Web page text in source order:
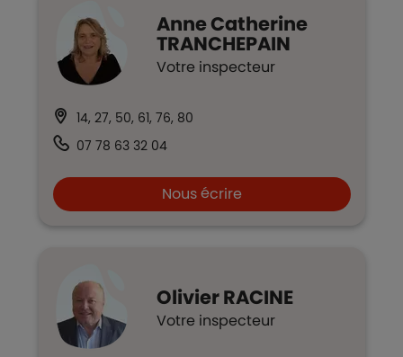
Anne Catherine
TRANCHEPAIN
Votre inspecteur
14, 27, 50, 61, 76, 80
07 78 63 32 04
Nous écrire
OlivierRACINE
Votre inspecteur